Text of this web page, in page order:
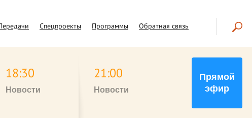
Спецпроекты Программы Обратная связь
18:30
Новости
21:00
Новости
Прямой
эфир